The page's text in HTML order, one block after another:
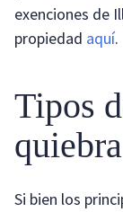
exenciones de
propiedad aquí.
Tipos
quiebra
Si bien los